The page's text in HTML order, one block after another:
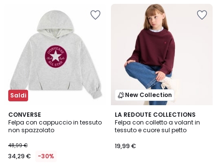
Saldi
CONVERSE
Felpa con cappuccio in tessuto
non spazzolato
48,99 €
34,29 € -30%
New Collection
LA REDOUTE COLLECTIONS
Felpa con colletto a volant in
tessuto e cuore sul petto
19,99 €